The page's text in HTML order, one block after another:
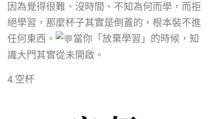
因為覺得很難、沒時間、不知為何而學，而拒
絕學習，那麼杯子其實是倒蓋的，根本裝不進
任何東西。
當你「放棄學習」的時候，知
識大門其實從未開啟。
4.空杯